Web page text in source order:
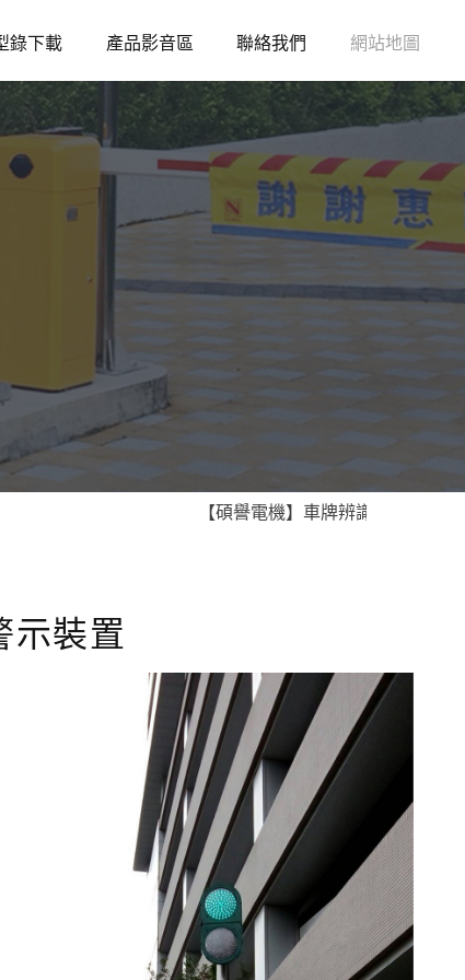
錄下載 產品影音區 聯絡我們 網站地圖
【碩譽電機】車牌辨識 X 智慧通關 X
示裝置